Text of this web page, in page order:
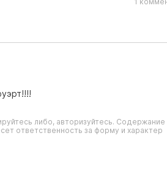
либо, авторизуйтесь. Содержание
ответственность за форму и характер